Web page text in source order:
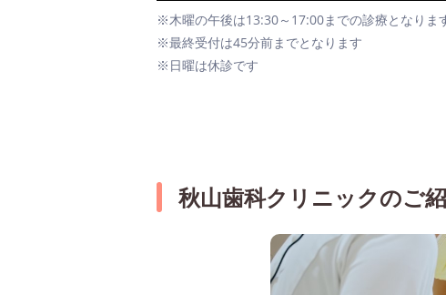
※木曜の午後は13:30～17:00までの診療となりま
※最終受付は45分前までとなります
※日曜は休診です
秋山歯科クリニックのご